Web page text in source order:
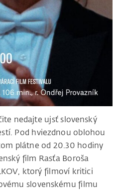
nedajte ujsť slovenský
Pod hviezdnou oblohou
plátne od 20.30 hodiny
film Rasťa Boroša
ktorý filmoví kritici
slovenskému filmu